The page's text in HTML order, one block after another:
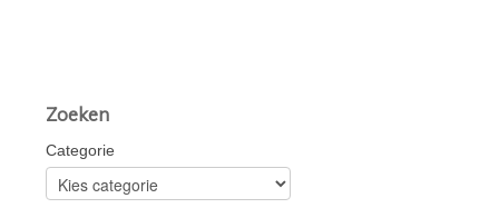
Zoeken
Categorie